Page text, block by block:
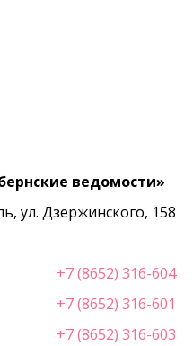
ведомости»
ул. Дзержинского, 158
+7 (8652) 316-604
+7 (8652) 316-601
+7 (8652) 316-603